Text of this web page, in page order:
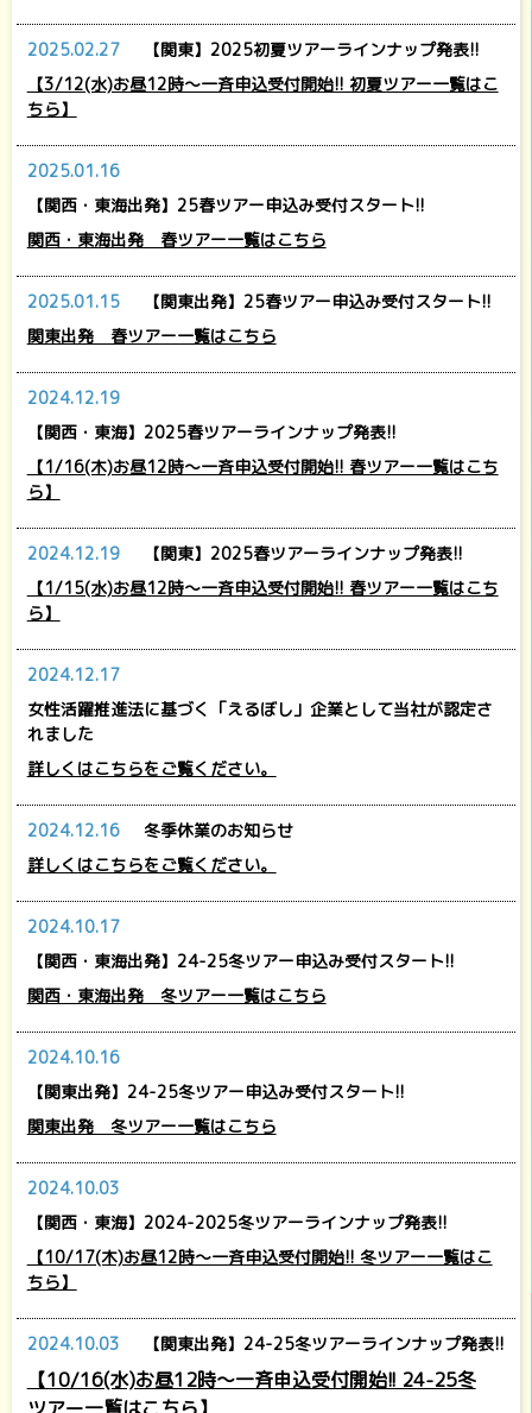
2025.02.27
【関東】2025初夏ツアーラインナップ発表!!
【3/12(水)お昼12時～一斉申込受付開始!! 初夏ツアー一覧はこ
ちら】
2025.01.16
【関西・東海出発】25春ツアー申込み受付スタート!!
関西・東海出発 春ツアー一覧はこちら
2025.01.15
【関東出発】25春ツアー申込み受付スタート!!
関東出発 春ツアー一覧はこちら
2024.12.19
【関西・東海】2025春ツアーラインナップ発表!!
【1/16(木)お昼12時～一斉申込受付開始!! 春ツアー一覧はこち
ら】
2024.12.19
【関東】2025春ツアーラインナップ発表!!
【1/15(水)お昼12時～一斉申込受付開始!! 春ツアー一覧はこち
ら】
2024.12.17
女性活躍推進法に基づく「えるぼし」企業として当社が認定さ
れました
詳しくはこちらをご覧ください。
2024.12.16
冬季休業のお知らせ
詳しくはこちらをご覧ください。
2024.10.17
【関西・東海出発】24-25冬ツアー申込み受付スタート!!
関西・東海出発 冬ツアー一覧はこちら
2024.10.16
【関東出発】24-25冬ツアー申込み受付スタート!!
関東出発 冬ツアー一覧はこちら
2024.10.03
【関西・東海】2024-2025冬ツアーラインナップ発表!!
【10/17(木)お昼12時～一斉申込受付開始!! 冬ツアー一覧はこ
ちら】
2024.10.03 【関東出発】24-25冬ツアーラインナップ発表!!
【10/16(水)お昼12時～一斉申込受付開始!! 24-25冬